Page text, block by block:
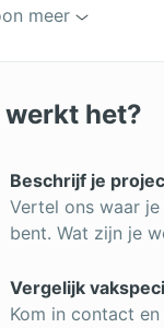
schilderen
meer
werkt het?
Beschrijf je
Vertel ons waar
bent. Wat zijn je
Vergelijk
Kom in contact